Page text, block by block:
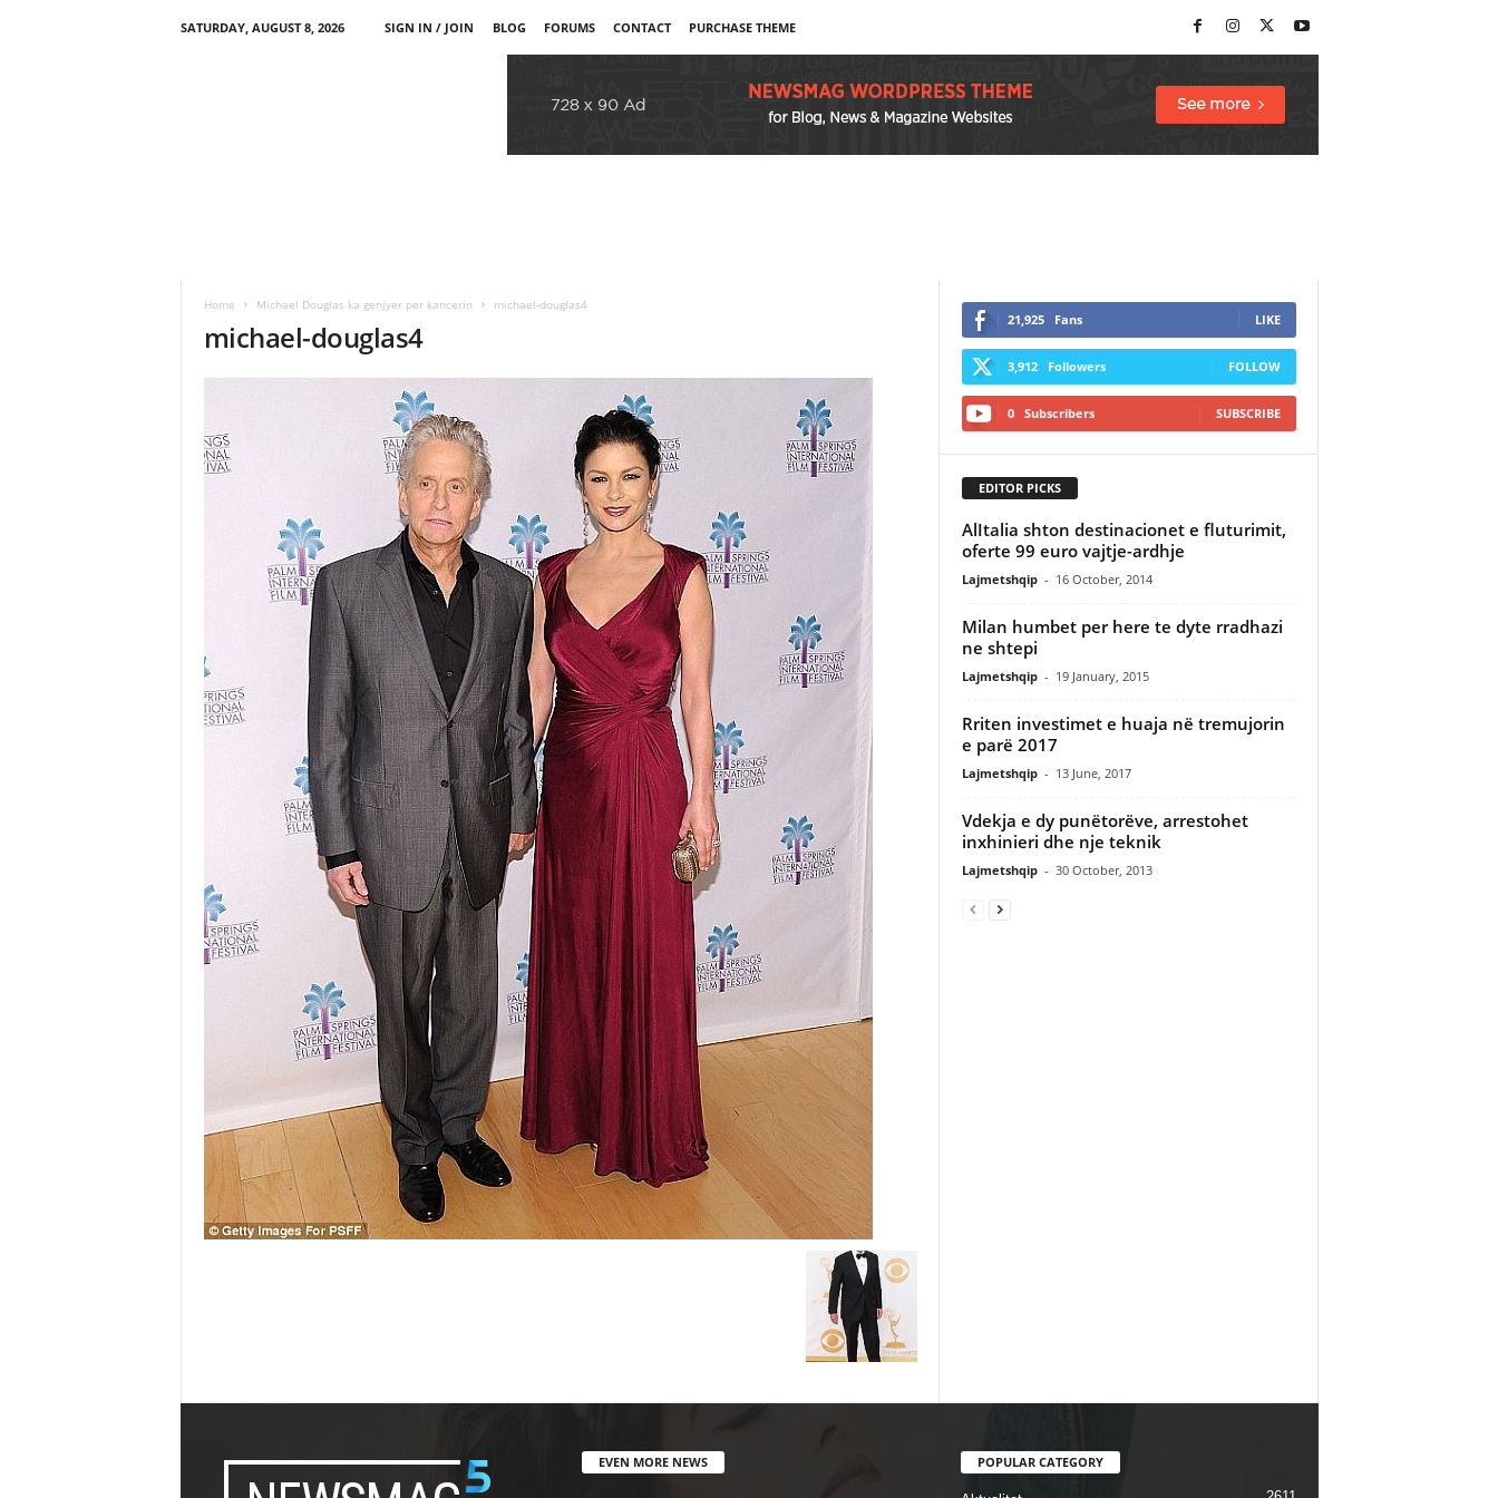
SATURDAY, AUGUST 8, 2026 SIGN IN / JOIN BLOG FORUMS CONTACT PURCHASE THEME
Home Michael Douglas ka genjyer per kancerin michael-douglas4
michael-douglas4 21,925 Fans LIKE
3,912 Followers FOLLOW
0 Subscribers SUBSCRIBE
EDITOR PICKS
AlItalia shton destinacionet e fluturimit,
oferte 99 euro vajtje-ardhje
Lajmetshqip - 16 October, 2014
Milan humbet per here te dyte rradhazi
ne shtepi
Lajmetshqip - 19 January, 2015
Rriten investimet e huaja në tremujorin
e parë 2017
Lajmetshqip - 13 June, 2017
Vdekja e dy punëtorëve, arrestohet
inxhinieri dhe nje teknik
Lajmetshqip - 30 October, 2013
EVEN MORE NEWS POPULAR CATEGORY